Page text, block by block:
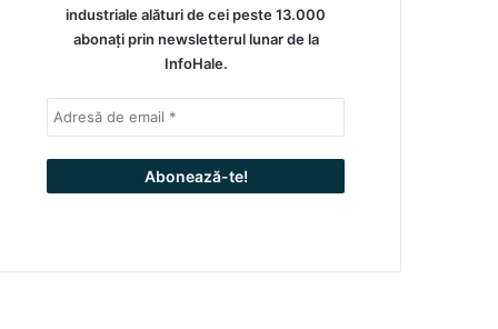
industriale alături de cei peste 13.000
abonați prin newsletterul lunar de la
InfoHale.